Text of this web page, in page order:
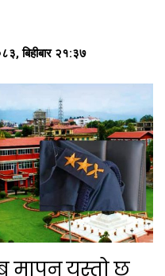
बिहीबार २१:३७
मापन यस्तो छ